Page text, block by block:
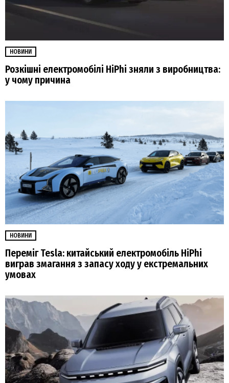
НОВИНИ
Розкішні електромобілі HiPhi зняли з виробництва:
у чому причина
НОВИНИ
Переміг Tesla: китайський електромобіль HiPhi
виграв змагання з запасу ходу у екстремальних
умовах